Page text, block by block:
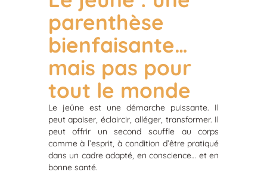
parenthèse
bienfaisante…
mais pas pour
tout le monde
Le jeûne est une démarche puissante. Il
peut apaiser, éclaircir, alléger, transformer. Il
peut offrir un second souffle au corps
comme à l’esprit, à condition d’être pratiqué
dans un cadre adapté, en conscience… et en
bonne santé.